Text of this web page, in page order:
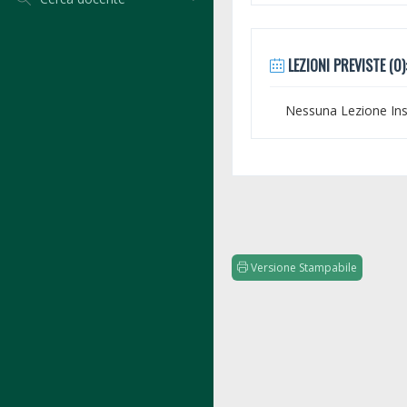
LEZIONI PREVISTE (0):
Nessuna Lezione
Versione Stampabile